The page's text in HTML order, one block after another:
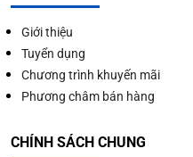
Giới thiệu
Tuyển dụng
Chương trình khuyến mãi
Phương châm bán hàng
CHÍNH SÁCH CHUNG